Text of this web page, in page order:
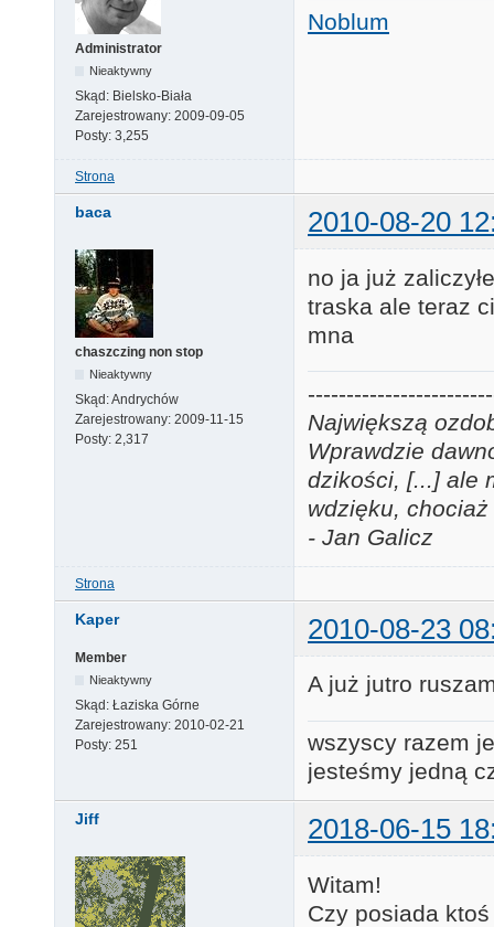
Administrator
Nieaktywny
Skąd: Bielsko-Biała
Zarejestrowany: 2009-09-05
Posty: 3,255
Noblum
Strona
baca 2010-08-20
chaszczing non stop
Nieaktywny
Skąd:Andrychów
Zarejestrowany: 2009-11-15
Posty: 2,317
no ja już
traska ale teraz
mna
Największą
Wprawdzie
dzikości, [...] ale
wdzięku,
- Jan Galicz
Strona
Kaper 2010-08-23
Member
Nieaktywny
Skąd: Łaziska Górne
Zarejestrowany: 2010-02-21
Posty: 251
A już jutro
wszyscy razem
jesteśmy jedną
Jiff 2018-06-15
Witam!
Czy posiada